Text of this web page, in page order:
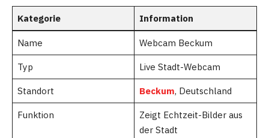
Kategorie Information
Name Webcam Beckum
Typ Live Stadt-Webcam
Standort Beckum, Deutschland
Funktion
Zeigt Echtzeit-Bilder aus
der Stadt